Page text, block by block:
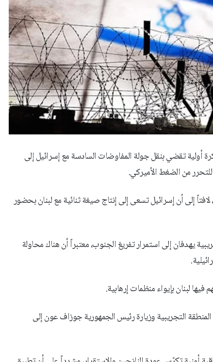
أولية تقضي بنقل جولة المفاوضات السادسة مع إسرائيل إلى
من الضغط الأميركي.
إلى أن إسرائيل تسعى إلى إنتاج صيغة ثنائية مع لبنان بحضور
يهدفان إلى استمرار تفريغ الجنوب، معتبراً أن هناك محاولة
لبنان بإيواء منظمات إرهابية.
التجريبية وزيارة رئيس الجمهورية جوزاف عون إلى